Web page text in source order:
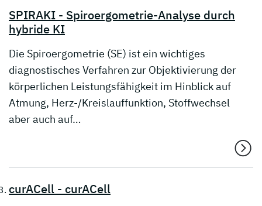
SPIRAKI - Spiroergometrie-Analyse durch
hybride KI
Die Spiroergometrie (SE) ist ein wichtiges
diagnostisches Verfahren zur Objektivierung der
körperlichen Leistungsfähigkeit im Hinblick auf
Atmung, Herz-/Kreislauffunktion, Stoffwechsel
aber auch auf…
curACell - curACell